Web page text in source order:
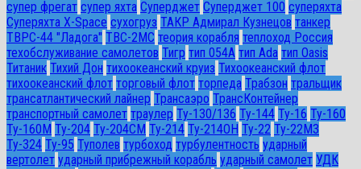
супер фрегат супер яхта Суперджет Суперджет 100 суперяхта
Суперяхта X-Space сухогруз ТАКР Адмирал Кузнецов танкер
ТВРС-44 "Ладога" ТВС-2МС теория корабля теплоход Россия
техобслуживание самолетов Тигр тип 054А тип Ada тип Oasis
Титаник Тихий Дон тихоокеанский круиз Тихоокеанский флот
тихоокеанский флот торговый флот торпеда Трабзон тральщик
трансатлантический лайнер Трансаэро ТрансКонтейнер
транспортный самолет траулер Ту-130/136 Ту-144 Ту-16 Ту-160
Ту-160М Ту-204 Ту-204СМ Ту-214 Ту-214ОН Ту-22 Ту-22М3
Ту-324 Ту-95 Туполев турбоход турбулентность ударный
вертолет ударный прибрежный корабль ударный самолет УДК